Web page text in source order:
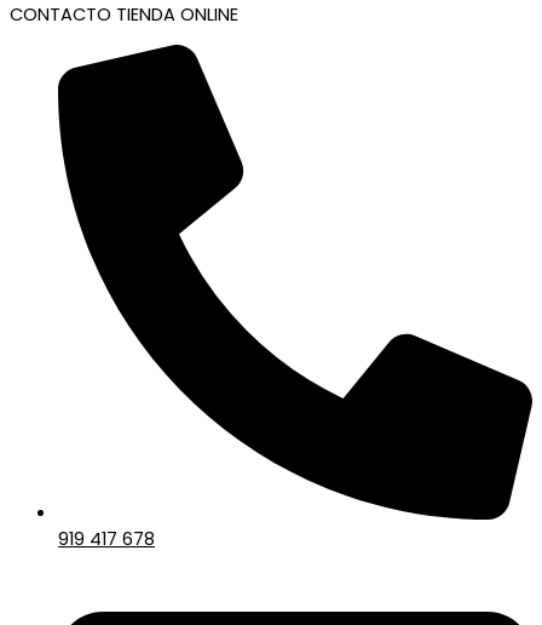
CONTACTO TIENDA ONLINE
919 417 678